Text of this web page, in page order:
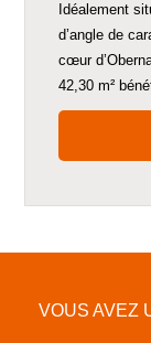
Idéalement
d’angle de
cœur
42,30 m²
VOUS AVEZ